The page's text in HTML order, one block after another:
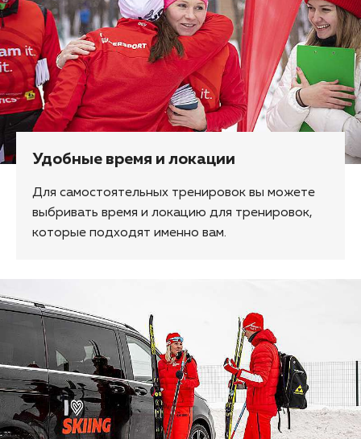
Удобные время и локации
Для самостоятельных тренировок вы можете
выбривать время и локацию для тренировок,
которые подходят именно вам.